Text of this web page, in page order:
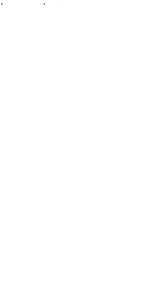
de um relacionamento